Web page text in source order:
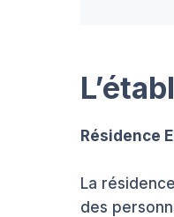
Résidence
La
des